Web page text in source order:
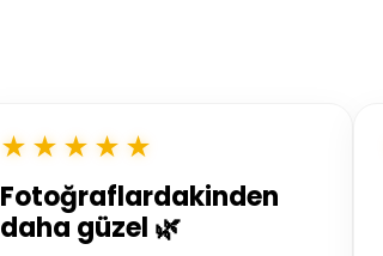
★★★★★
Fotoğraflardakinden
daha güzel 🌿